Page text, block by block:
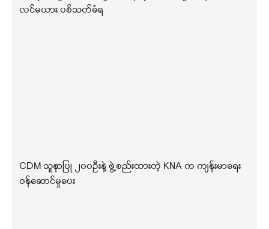
လင်မယား ပစ်သတ်ခံရ
CDM သူနာပြု ၂၀၀ဦးနဲ့ ဖွဲ့စည်းထားတဲ့ KNA က ကျန်းမာရေး
ဝန်ဆောင်မှုပေး